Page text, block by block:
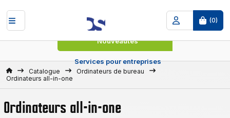
(0)
Nouveautés
Services pour entreprises
AccueilCatalogue
Ordinateurs de bureau
Ordinateurs all-in-one
Ordinateurs all-in-one